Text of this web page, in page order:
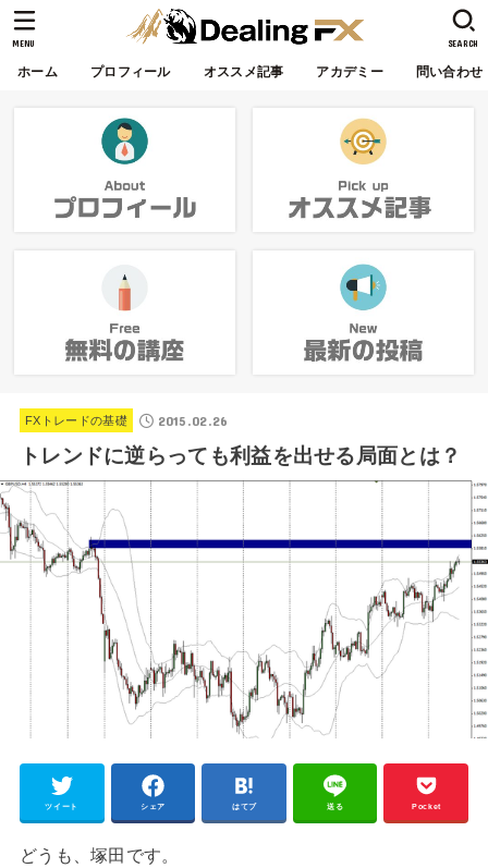
ホーム プロフィール オススメ記事 アカデミー 問い合わせ
SEARCH
MENU
FXトレードの基礎 2015.02.26
トレンドに逆らっても利益を出せる局面とは？
ツイート シェア はてブ 送る Pocket
どうも、塚田です。